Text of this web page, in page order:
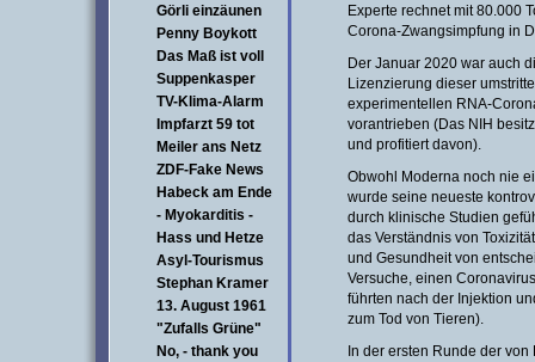
Görli einzäunen
Penny Boykott
Das Maß ist voll
Suppenkasper
TV-Klima-Alarm
Impfarzt 59 tot
Meiler ans Netz
ZDF-Fake News
Habeck am Ende
- Myokarditis -
Hass und Hetze
Asyl-Tourismus
Stephan Kramer
13. August 1961
"Zufalls Grüne"
No, - thank you
Experte rechnet mit 80.000
Corona-Zwangsimpfung in
Der Januar 2020 war auch
Lizenzierung dieser
experimentellen RNA-
vorantrieben (Das NIH
und profitiert davon).
Obwohl Moderna noch nie
wurde seine neueste
durch klinische Studien
das Verständnis von
und Gesundheit von
Versuche, einen
führten nach der Injektion
zum Tod von Tieren).
In der ersten Runde der